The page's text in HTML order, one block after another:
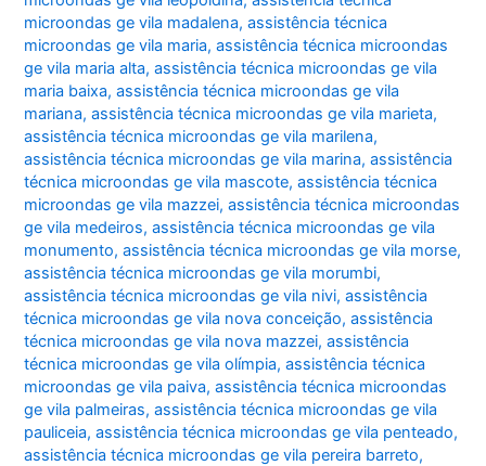
microondas ge vila madalena,assistência técnica
microondas ge vila maria,assistência técnica microondas
ge vila maria alta,assistência técnica microondas ge vila
maria baixa,assistência técnica microondas ge vila
mariana,assistência técnica microondas ge vila marieta,
assistência técnica microondas ge vila marilena,
assistência técnica microondas ge vila marina,assistência
técnica microondas ge vila mascote,assistência técnica
microondas ge vila mazzei,assistência técnica microondas
ge vila medeiros,assistência técnica microondas ge vila
monumento,assistência técnica microondas ge vila morse,
assistência técnica microondas ge vila morumbi,
assistência técnica microondas ge vila nivi,assistência
técnica microondas ge vila nova conceição,assistência
técnica microondas ge vila nova mazzei,assistência
técnica microondas ge vila olímpia,assistência técnica
microondas ge vila paiva,assistência técnica microondas
ge vila palmeiras,assistência técnica microondas ge vila
pauliceia,assistência técnica microondas ge vila penteado,
assistência técnica microondas ge vila pereira barreto,